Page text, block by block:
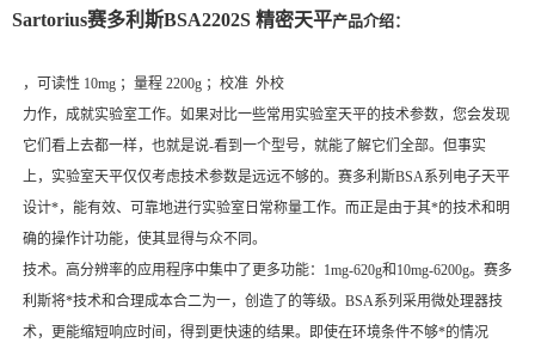
Sartorius赛多利斯BSA2202S 精密天平产品介绍：
，可读性 10mg ；量程 2200g ；校准 外校
力作，成就实验室工作。如果对比一些常用实验室天平的技术参数，您会发现
它们看上去都一样，也就是说-看到一个型号，就能了解它们全部。但事实
上，实验室天平仅仅考虑技术参数是远远不够的。赛多利斯BSA系列电子天平
设计*，能有效、可靠地进行实验室日常称量工作。而正是由于其*的技术和明
确的操作计功能，使其显得与众不同。
技术。高分辨率的应用程序中集中了更多功能：1mg-620g和10mg-6200g。赛多
利斯将*技术和合理成本合二为一，创造了的等级。BSA系列采用微处理器技
术，更能缩短响应时间，得到更快速的结果。即使在环境条件不够*的情况